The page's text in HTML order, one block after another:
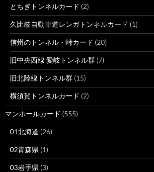
とちぎトンネルカード (2)
久比岐自動車道レンガトンネルカード (1)
信州のトンネル・峠カード (20)
旧中央西線 愛岐トンネル群 (7)
旧北陸線トンネル群 (15)
横須賀トンネルカード (2)
マンホールカード (555)
01北海道 (26)
02青森県 (1)
03岩手県 (3)